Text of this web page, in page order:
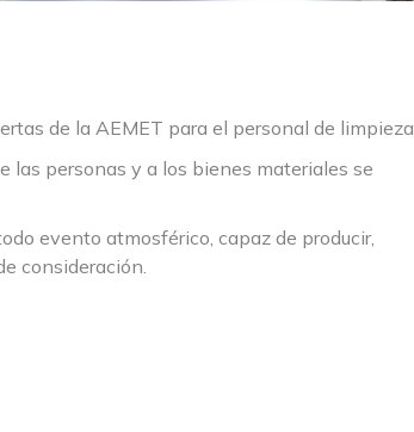
de la AEMET para el personal de limpieza.
las personas y a los bienes materiales se
evento atmosférico, capaz de producir,
consideración.